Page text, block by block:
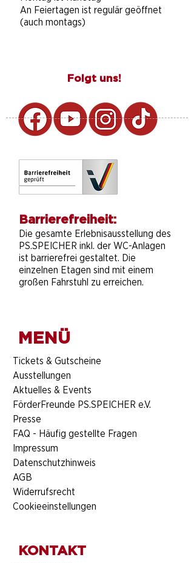
An Feiertagen ist regulär geöffnet
(auch montags)
Folgt uns!
Barrierefreiheit:
Die gesamte Erlebnisausstellung des
PS.SPEICHER inkl. der WC-Anlagen
ist barrierefrei gestaltet. Die
einzelnen Etagen sind mit einem
großen Fahrstuhl zu erreichen.
MENÜ
​Tickets & Gutscheine
Ausstellungen
Aktuelles & Events
FörderFreunde PS.SPEICHER e.V.
Presse
FAQ - Häufig gestellte Fragen
Impressum
Datenschutzhinweis
AGB
Widerrufsrecht
Cookieeinstellungen
KONTAKT